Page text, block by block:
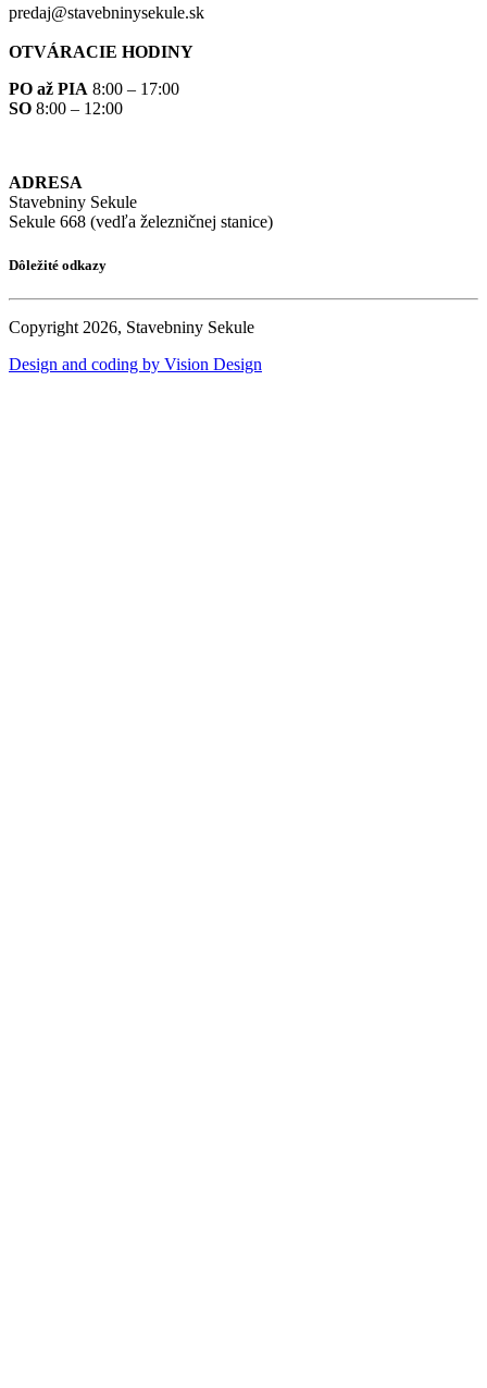
predaj@stavebninysekule.sk
OTVÁRACIE HODINY
PO až PIA 8:00 – 17:00
SO 8:00 – 12:00
ADRESA
Stavebniny Sekule
Sekule 668 (vedľa železničnej stanice)
Dôležité odkazy
Copyright 2026, Stavebniny Sekule
Design and coding by Vision Design